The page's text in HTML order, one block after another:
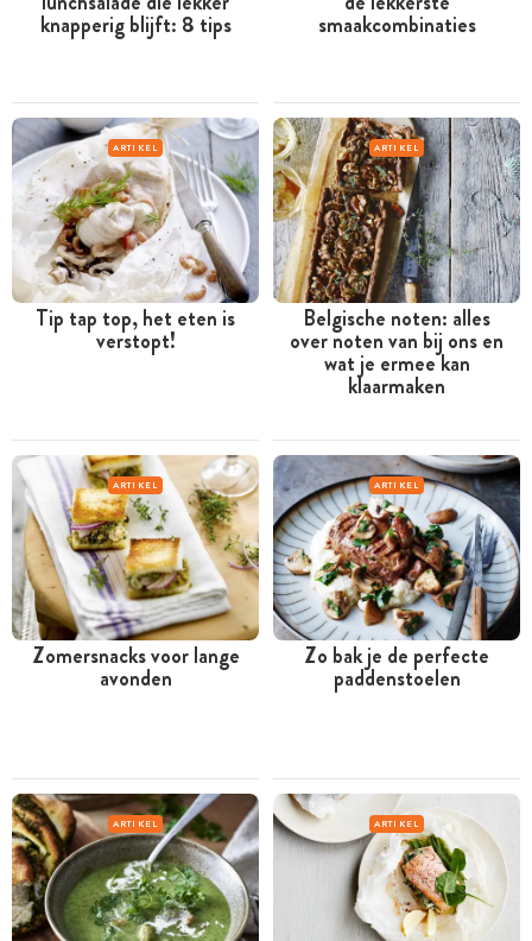
knapperig blijft: 8 tips smaakcombinaties
ARTIKEL
Tip tap top, het eten is
verstopt!
ARTIKEL
Belgische noten: alles
over noten van bij ons en
wat je ermee kan
klaarmaken
ARTIKEL
Zomersnacks voor lange
avonden
ARTIKEL
Zo bak je de perfecte
paddenstoelen
ARTIKEL ARTIKEL